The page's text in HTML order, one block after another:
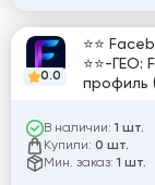
0.0
⭐⭐
⭐⭐-
профиль
доступа
В наличии: 1 шт.
Купили: 0 шт.
Мин. заказ: 1 шт.